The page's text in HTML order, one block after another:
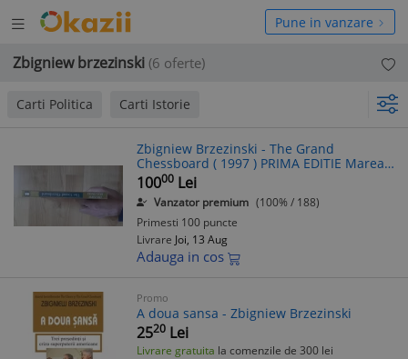
Deschide
meniul
Pune in vanzare
Zbigniew brzezinski (6 oferte)
Carti Politica Carti Istorie
Zbigniew Brzezinski - The Grand
Chessboard ( 1997 ) PRIMA EDITIE Marea
Tabla de Sah ( geopolitica relatii
internationale ) ( text in limba engleza )
10000 Lei
Vanzator premium (100% / 188)
Primesti 100 puncte
Livrare Joi, 13 Aug
Adauga in cos
Promo
A doua sansa - Zbigniew Brzezinski
2520 Lei
Livrare gratuita la comenzile de 300 lei